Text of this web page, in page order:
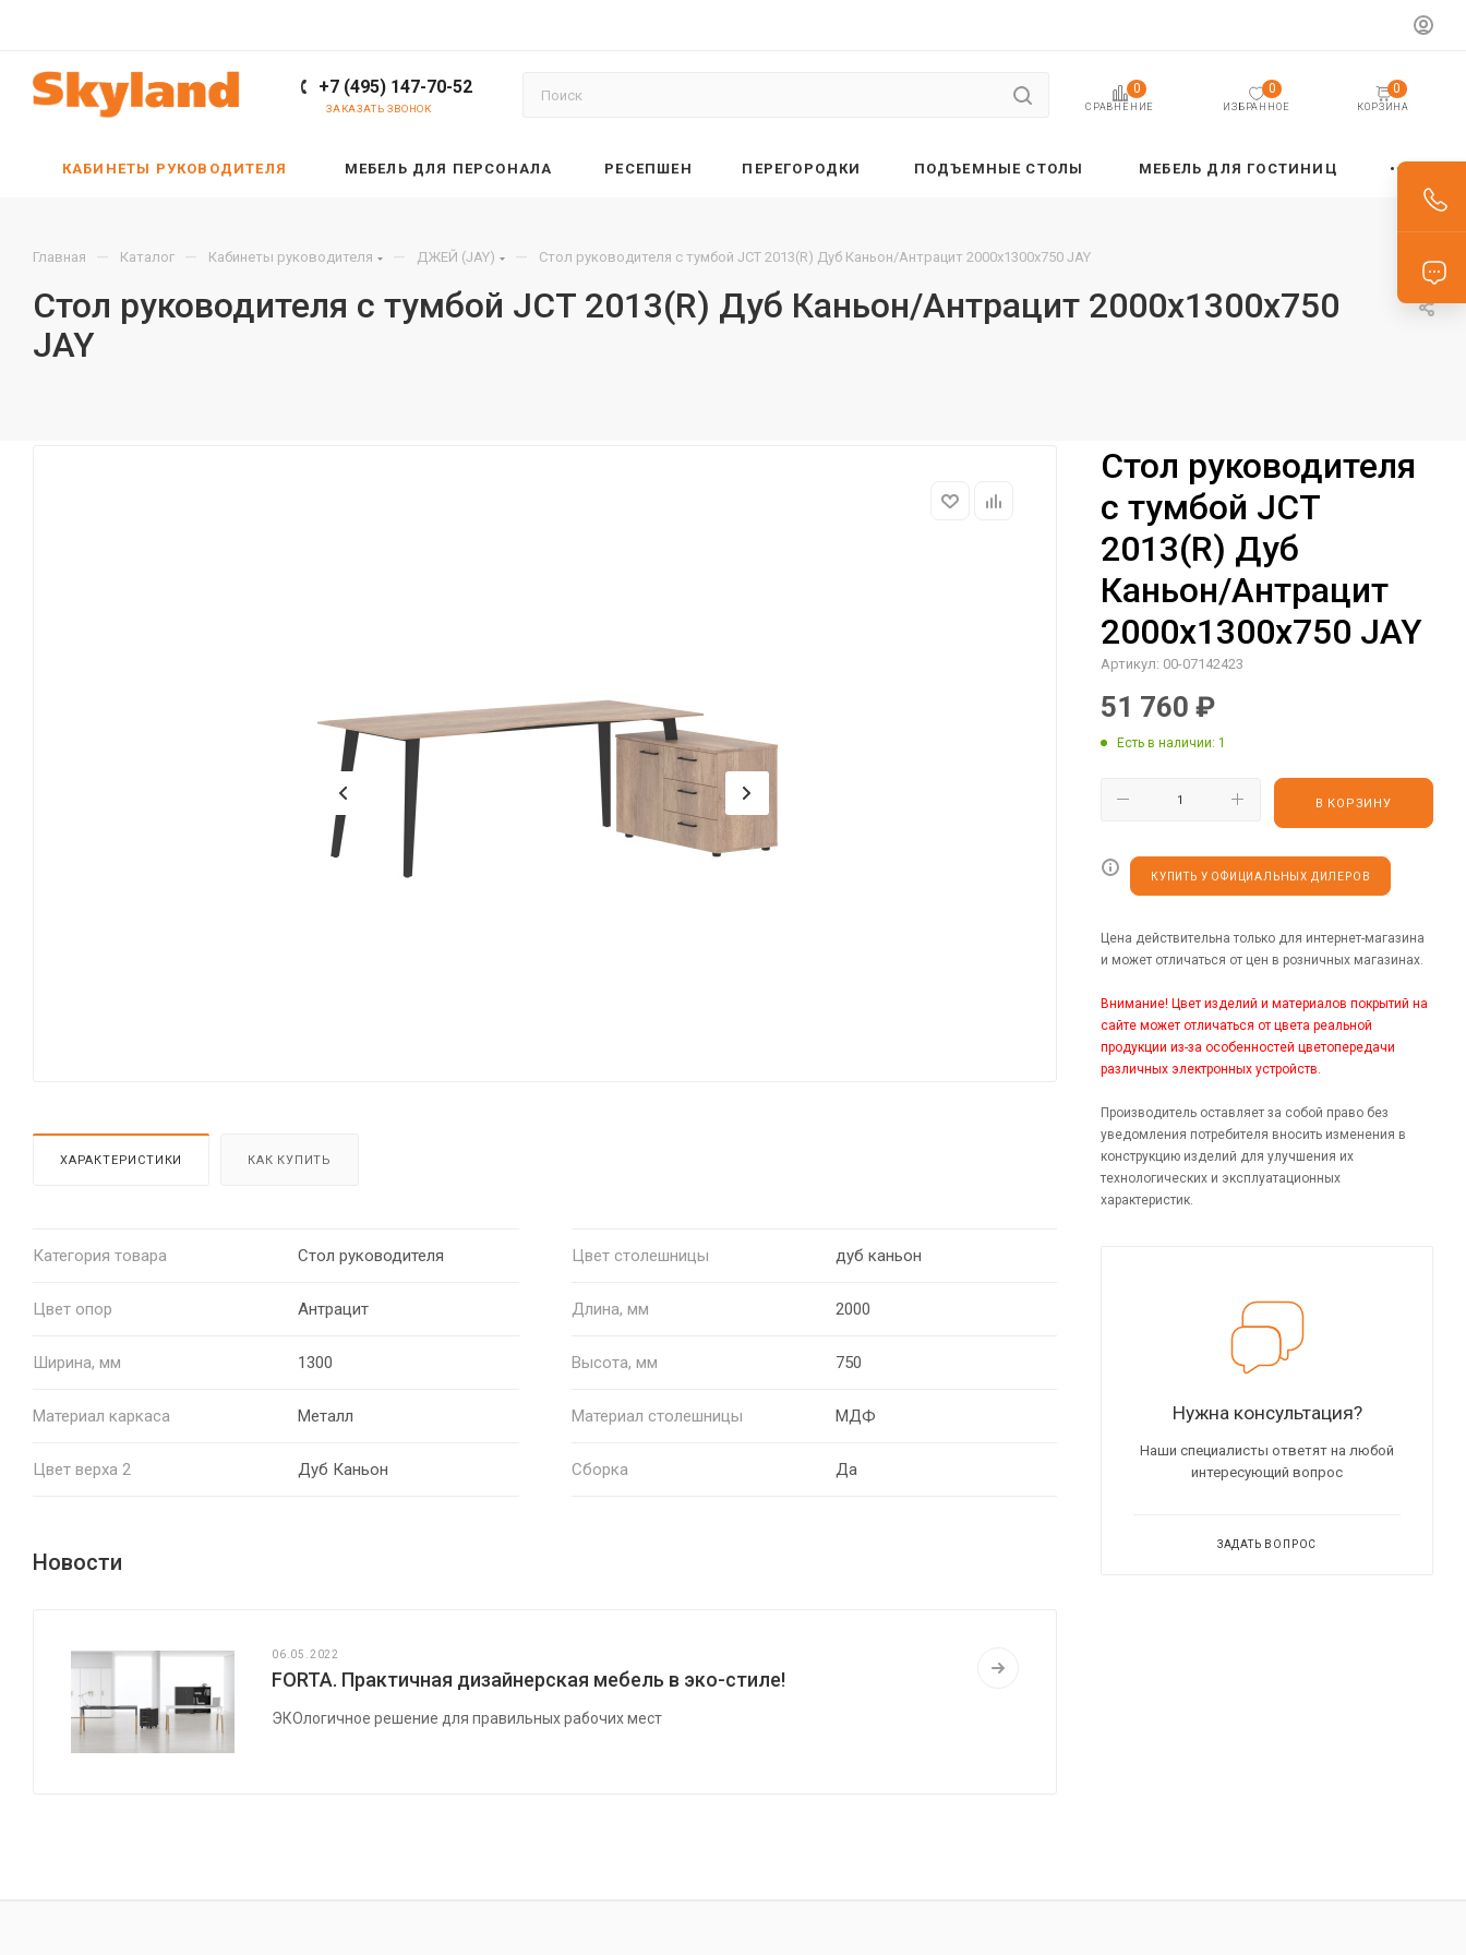
+7 (495) 147-70-52
ЗАКАЗАТЬ ЗВОНОК СРАВНЕНИЕ
0
ИЗБРАННОЕ
0
КОРЗИНА
0
КАБИНЕТЫ РУКОВОДИТЕЛЯ МЕБЕЛЬ ДЛЯ ПЕРСОНАЛА РЕСЕПШЕН ПЕРЕГОРОДКИ ПОДЪЕМНЫЕ СТОЛЫ МЕБЕЛЬ ДЛЯ ГОСТИНИЦ
Главная — Каталог — Кабинеты руководителя — ДЖЕЙ (JAY) — Стол руководителя с тумбой JCT 2013(R) Дуб Каньон/Антрацит 2000х1300х750 JAY
Стол руководителя с тумбой JCT 2013(R) Дуб Каньон/Антрацит 2000х1300х750
JAY
ХАРАКТЕРИСТИКИ КАК КУПИТЬ
Категория товара Стол руководителя Цвет столешницы дуб каньон
Цвет опор Антрацит Длина, мм 2000
Ширина, мм 1300 Высота, мм 750
Материал каркаса Металл Материал столешницы МДФ
Цвет верха 2 Дуб Каньон Сборка Да
Новости
06.05.2022
FORTA. Практичная дизайнерская мебель в эко-стиле!
ЭКОлогичное решение для правильных рабочих мест
Стол руководителя
с тумбой JCT
2013(R) Дуб
Каньон/Антрацит
2000х1300х750 JAY
Артикул: 00-07142423
51 760 ₽
Есть в наличии: 1
В КОРЗИНУ
КУПИТЬ У ОФИЦИАЛЬНЫХ ДИЛЕРОВ
Цена действительна только для интернет-магазина
и может отличаться от цен в розничных магазинах.
Внимание! Цвет изделий и материалов покрытий на
сайте может отличаться от цвета реальной
продукции из-за особенностей цветопередачи
различных электронных устройств.
Производитель оставляет за собой право без
уведомления потребителя вносить изменения в
конструкцию изделий для улучшения их
технологических и эксплуатационных
характеристик.
Нужна консультация?
Наши специалисты ответят на любой
интересующий вопрос
ЗАДАТЬ ВОПРОС